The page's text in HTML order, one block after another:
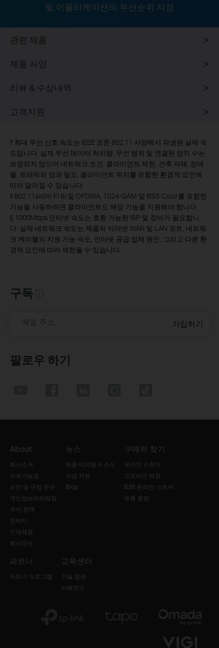
및 어플리케이션의 우선순위 지정
관련 제품
제품 사양
리뷰 & 수상내역
고객지원
† 최대 무선 신호 속도는 IEEE 표준 802.11 사양에서 파생된 실제 속
도입니다. 실제 무선 데이터 처리량, 무선 범위 및 연결된 장치 수는
보장되지 않으며 네트워크 조건, 클라이언트 제한, 건축 자재, 장애
물, 트래픽의 양과 밀도, 클라이언트 위치를 포함한 환경적 요인에
따라 달라질 수 있습니다.
‡ 802.11ax(Wi-Fi 6) 및 OFDMA, 1024-QAM 및 BSS Color를 포함한
기능을 사용하려면 클라이언트도 해당 기능을 지원해야 합니다.
§ 1000Mbps 인터넷 속도는 호환 가능한 ISP 및 장비가 필요합니
다. 실제 네트워크 속도는 제품의 이더넷 WAN 및 LAN 포트, 네트워
크 케이블의 지원 가능 속도, 인터넷 공급 업체 원인, 그리고 다른 환
경적 요인에 따라 제한될 수 있습니다.
구독
메일 주소 가입하기
팔로우 하기
About
회사소개
지속가능성
보안 및 규정 준수
개인정보처리방침
쿠키 정책
연락처
인재채용
회사정보
뉴스
제품·티피링크 소식
수상 자료
Blog
구매처 찾기
온라인 스토어
오프라인 매장
B2B 온라인 스토어
유통 총판
파트너
파트너 프로그램
교육센터
기술 정보
사례연구